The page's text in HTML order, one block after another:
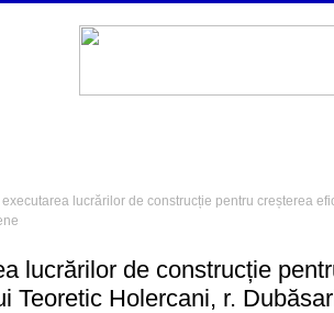
lucrărilor de construcție pentru creșterea
lucrărilor de construcție
Teoretic Holercani, r.